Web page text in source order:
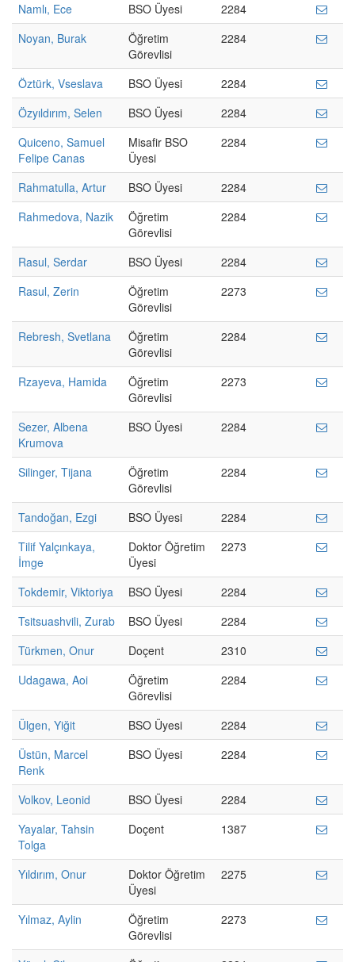
Namlı, Ece BSO Üyesi
2284
Noyan, Burak
Öğretim
Görevlisi
2284
Öztürk, Vseslava BSO Üyesi
2284
Özyıldırım, Selen
BSO Üyesi
2284
Quiceno, Samuel
Felipe Canas
Misafir BSO
Üyesi
2284
Rahmatulla, Artur BSO Üyesi
2284
Rahmedova, Nazik
Öğretim
Görevlisi
2284
Rasul, Serdar BSO Üyesi
2284
Rasul, Zerin
Öğretim
Görevlisi
2273
Rebresh, Svetlana
Öğretim
Görevlisi
2284
Rzayeva, Hamida
Öğretim
Görevlisi
2273
Sezer, Albena
Krumova
BSO Üyesi 2284
Silinger, Tijana
Öğretim
Görevlisi
2284
Tandoğan, Ezgi BSO Üyesi
2284
Tilif Yalçınkaya,
İmge
Doktor Öğretim
Üyesi
2273
Tokdemir, Viktoriya BSO Üyesi
2284
Tsitsuashvili, Zurab
BSO Üyesi
2284
Türkmen, Onur
Doçent
2310
Udagawa, Aoi
Öğretim
Görevlisi
2284
Ülgen, Yiğit BSO Üyesi
2284
Üstün, Marcel
Renk
BSO Üyesi 2284
Volkov, Leonid BSO Üyesi
2284
Yayalar, Tahsin
Tolga
Doçent 1387
Yıldırım, Onur
Doktor Öğretim
Üyesi
2275
Yılmaz, Aylin
Öğretim
Görevlisi
2273